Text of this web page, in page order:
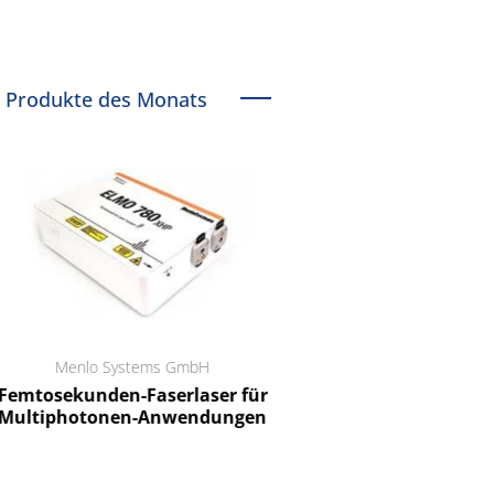
Produkte des Monats
Menlo Systems GmbH
Faserlaser für
Anwendungen